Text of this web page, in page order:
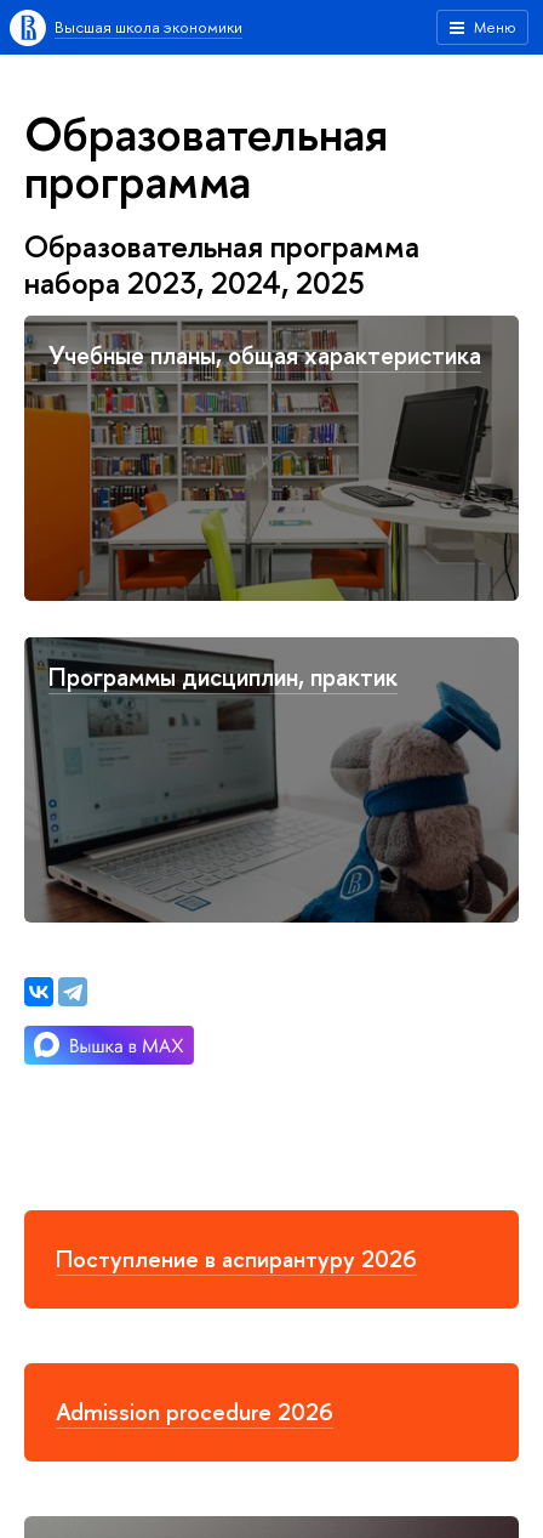
Меню
Высшая школа экономики
Поступление в аспирантуру 2026
Admission procedure 2026
Образовательная
программа
Образовательная программа
набора 2023, 2024, 2025
Учебные планы, общая характеристика
Программы дисциплин, практик